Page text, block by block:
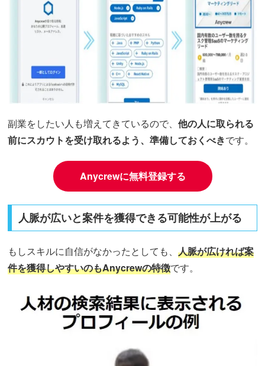
副業をしたい人も増えてきているので、他の人に取られる
前にスカウトを受け取れるよう、準備しておくべきです。
Anycrewに無料登録する
人脈が広いと案件を獲得できる可能性が上がる
もしスキルに自信がなかったとしても、人脈が広ければ案
件を獲得しやすいのもAnycrewの特徴です。